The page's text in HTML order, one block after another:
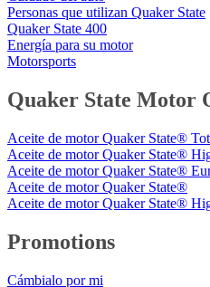
Personas que utilizan Quaker State
Quaker State 400
Energía para su motor
Motorsports
Quaker State Motor
Aceite de motor Quaker State®
Aceite de motor Quaker State®
Aceite de motor Quaker State®
Aceite de motor Quaker State®
Aceite de motor Quaker State®
Promotions
Cámbialo por mi